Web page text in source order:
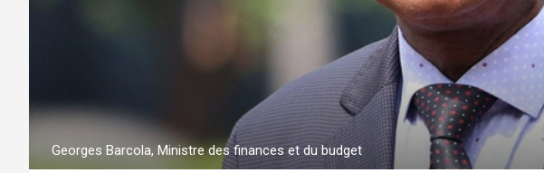
Georges Barcola, Ministre des finances et du budget